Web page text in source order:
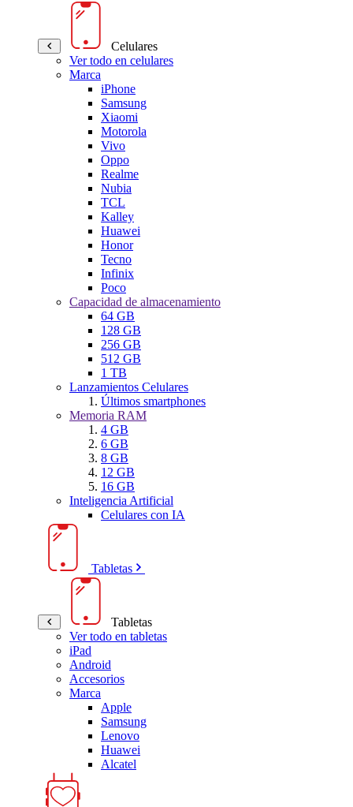
Celulares
Ver todo en celulares
Marca
iPhone
Samsung
Xiaomi
Motorola
Vivo
Oppo
Realme
Nubia
TCL
Kalley
Huawei
Honor
Tecno
Infinix
Poco
Capacidad de almacenamiento
64 GB
128 GB
256 GB
512 GB
1 TB
Lanzamientos Celulares
Últimos smartphones
Memoria RAM
4 GB
6 GB
8 GB
12 GB
16 GB
Inteligencia Artificial
Celulares con IA
Tabletas
Tabletas
Ver todo en tabletas
iPad
Android
Accesorios
Marca
Apple
Samsung
Lenovo
Huawei
Alcatel